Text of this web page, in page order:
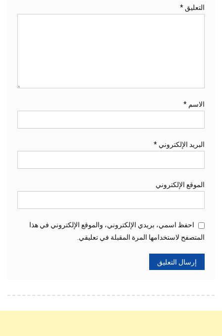
التعليق *
الاسم *
البريد الإلكتروني *
الموقع الإلكتروني
احفظ اسمي، بريدي الإلكتروني، والموقع الإلكتروني في هذا
المتصفح لاستخدامها المرة المقبلة في تعليقي.